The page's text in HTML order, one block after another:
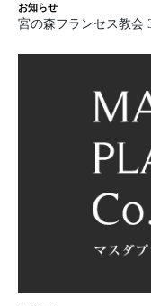
お知らせ
宮の森フランセス教会